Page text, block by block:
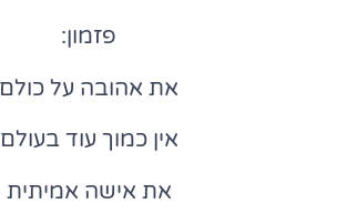
פזמון:
את אהובה על כולם
אין כמוך עוד בעולם
את אישה אמיתית